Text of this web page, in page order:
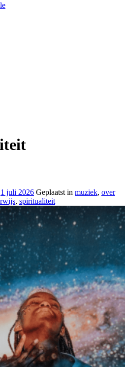
1 juli 2026 Geplaatst in muziek, over
, spiritualiteit